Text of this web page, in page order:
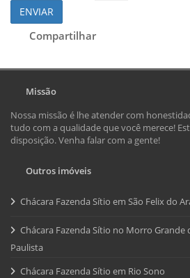
ENVIAR
Compartilhar
Missão
Nossa missão é lhe atender com
tudo com a qualidade que você merece!
disposição. Venha falar com a gente!
Outros imóveis
Chácara Fazenda Sítio em São Felix do
Chácara Fazenda Sítio no Morro Grande
Paulista
Chácara Fazenda Sítio em Rio Sono